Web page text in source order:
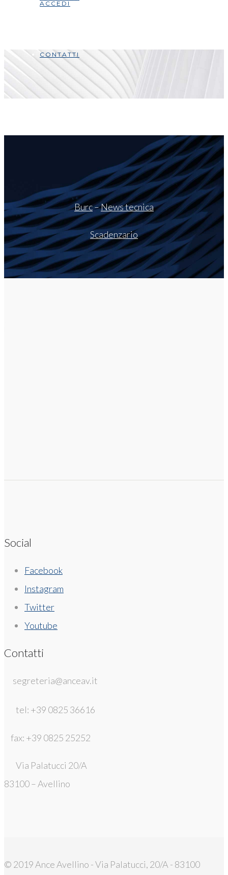
ACCEDI
CONTATTI
Burc–News tecnica
Scadenzario
Social
Facebook
Instagram
Twitter
Youtube
Contatti
segreteria@anceav.it
tel: +39 0825 36616
fax: +39 0825 25252
Via Palatucci 20/A
83100 – Avellino
© 2019 Ance Avellino - Via Palatucci, 20/A - 83100